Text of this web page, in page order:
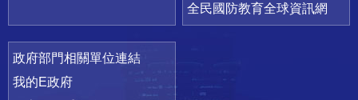
全民國防教育全球資訊網
政府部門相關單位連結
我的E政府